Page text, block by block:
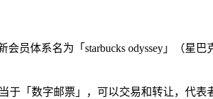
员体系名为「starbucks odyssey」（星
「数字邮票」，可以交易和转让，代